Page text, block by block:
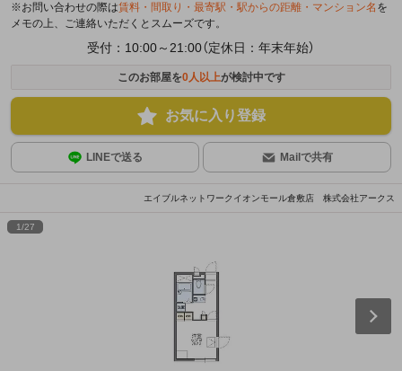
※お問い合わせの際は賃料・間取り・最寄駅・駅からの距離・マンション名 を
メモの上、ご連絡いただくとスムーズです。
受付：10:00～21:00（定休日：年末年始）
このお部屋を0人以上が検討中です
お気に入り登録
LINEで送る Mailで共有
エイブルネットワークイオンモール倉敷店 株式会社アークス
1/27